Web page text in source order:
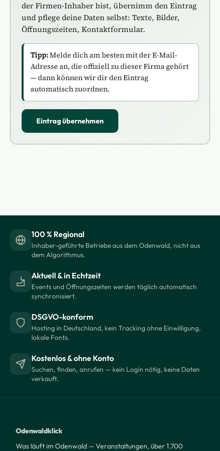
der Firmen-Inhaber bist, übernimm den Eintrag
und pflege deine Daten selbst: Texte, Bilder,
Öffnungszeiten, Kontaktformular.
Tipp:Melde dich am besten mit der E-Mail-
Adresse an, die offiziell zu dieser Firma gehört
— dann können wir dir den Eintrag
automatisch zuordnen.
Eintrag übernehmen
100 % Regional
Inhaber-geführte Betriebe aus dem Odenwald, nicht aus
dem Algorithmus.
Aktuell & in Echtzeit
Events und Öffnungszeiten werden täglich automatisch
synchronisiert.
DSGVO-konform
Hosting in Deutschland, kein Tracking ohne Einwilligung,
lokale Fonts.
Kostenlos & ohne Konto
Suchen, finden, anrufen — kein Login nötig, keine Daten
verkauft.
Odenwaldklick
Was läuft im Odenwald — Veranstaltungen, über 1.700